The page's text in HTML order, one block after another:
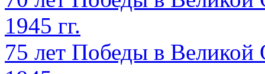
1945 гг.
75 лет Победы в Великой